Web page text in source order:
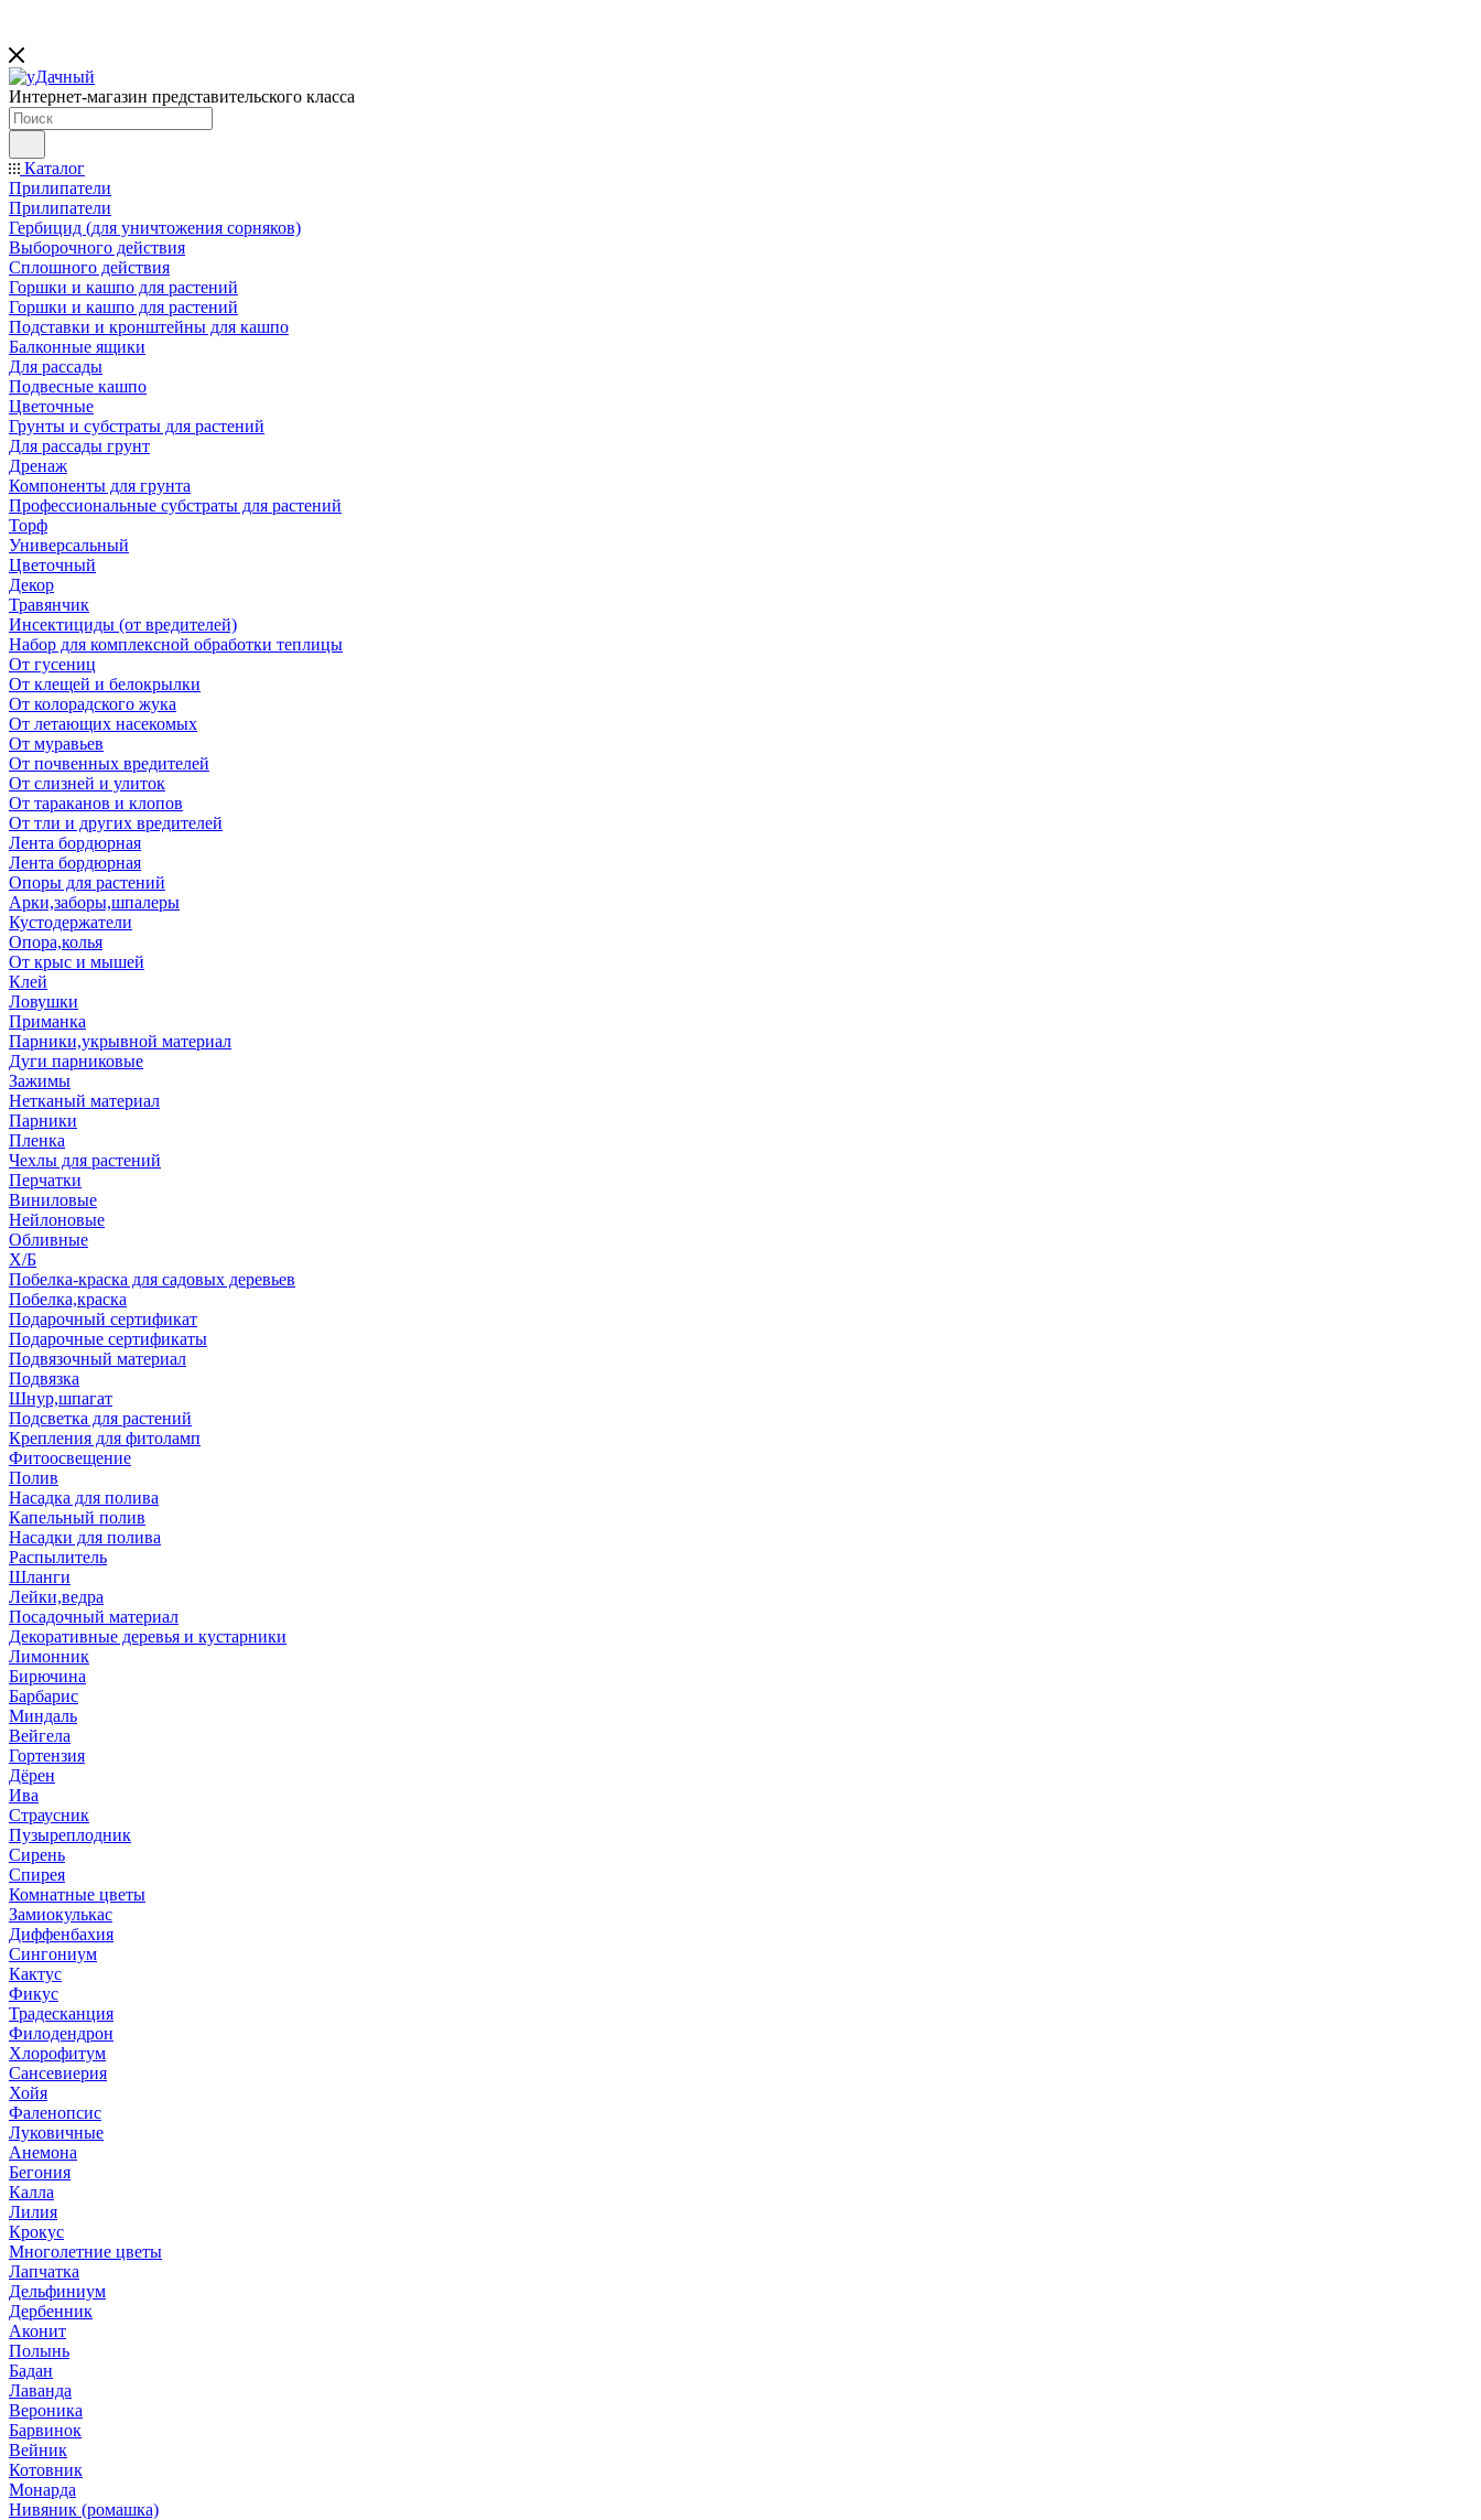
Интернет-магазин представительского класса
Каталог
Прилипатели
Прилипатели
Гербицид (для уничтожения сорняков)
Выборочного действия
Сплошного действия
Горшки и кашпо для растений
Горшки и кашпо для растений
Подставки и кронштейны для кашпо
Балконные ящики
Для рассады
Подвесные кашпо
Цветочные
Грунты и субстраты для растений
Для рассады грунт
Дренаж
Компоненты для грунта
Профессиональные субстраты для растений
Торф
Универсальный
Цветочный
Декор
Травянчик
Инсектициды (от вредителей)
Набор для комплексной обработки теплицы
От гусениц
От клещей и белокрылки
От колорадского жука
От летающих насекомых
От муравьев
От почвенных вредителей
От слизней и улиток
От тараканов и клопов
От тли и других вредителей
Лента бордюрная
Лента бордюрная
Опоры для растений
Арки,заборы,шпалеры
Кустодержатели
Опора,колья
От крыс и мышей
Клей
Ловушки
Приманка
Парники,укрывной материал
Дуги парниковые
Зажимы
Нетканый материал
Парники
Пленка
Чехлы для растений
Перчатки
Виниловые
Нейлоновые
Обливные
Х/Б
Побелка-краска для садовых деревьев
Побелка,краска
Подарочный сертификат
Подарочные сертификаты
Подвязочный материал
Подвязка
Шнур,шпагат
Подсветка для растений
Крепления для фитоламп
Фитоосвещение
Полив
Насадка для полива
Капельный полив
Насадки для полива
Распылитель
Шланги
Лейки,ведра
Посадочный материал
Декоративные деревья и кустарники
Лимонник
Бирючина
Барбарис
Миндаль
Вейгела
Гортензия
Дёрен
Ива
Страусник
Пузыреплодник
Сирень
Спирея
Комнатные цветы
Замиокулькас
Диффенбахия
Сингониум
Кактус
Фикус
Традесканция
Филодендрон
Хлорофитум
Сансевиерия
Хойя
Фаленопсис
Луковичные
Анемона
Бегония
Калла
Лилия
Крокус
Многолетние цветы
Лапчатка
Дельфиниум
Дербенник
Аконит
Полынь
Бадан
Лаванда
Вероника
Барвинок
Вейник
Котовник
Монарда
Нивяник (ромашка)